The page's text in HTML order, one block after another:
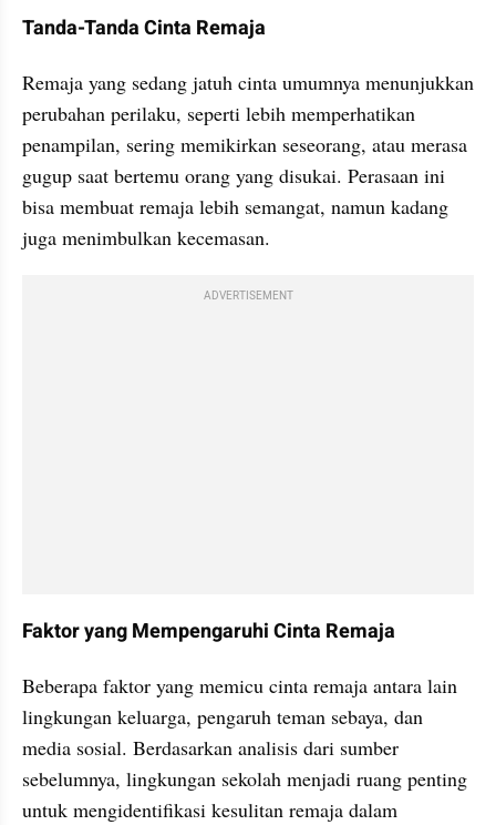
Tanda-Tanda Cinta Remaja
Remaja yang sedang jatuh cinta umumnya menunjukkan
perubahan perilaku, seperti lebih memperhatikan
penampilan, sering memikirkan seseorang, atau merasa
gugup saat bertemu orang yang disukai. Perasaan ini
bisa membuat remaja lebih semangat, namun kadang
juga menimbulkan kecemasan.
ADVERTISEMENT
Faktor yang Mempengaruhi Cinta Remaja
Beberapa faktor yang memicu cinta remaja antara lain
lingkungan keluarga, pengaruh teman sebaya, dan
media sosial. Berdasarkan analisis dari sumber
sebelumnya, lingkungan sekolah menjadi ruang penting
untuk mengidentifikasi kesulitan remaja dalam